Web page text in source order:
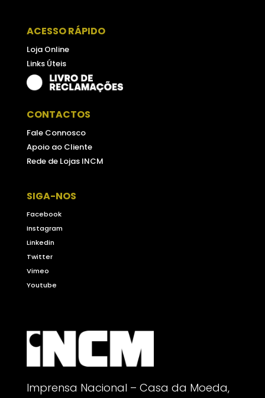
ACESSO RÁPIDO
Loja Online
Links Úteis
CONTACTOS
Fale Connosco
Apoio ao Cliente
Rede de Lojas INCM
SIGA-NOS
Facebook
Instagram
Linkedin
Twitter
Vimeo
Youtube
Imprensa Nacional – Casa da Moeda,